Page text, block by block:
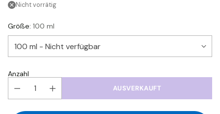
Nicht vorrätig
Größe: 100 ml
Anzahl
AUSVERKAUFT